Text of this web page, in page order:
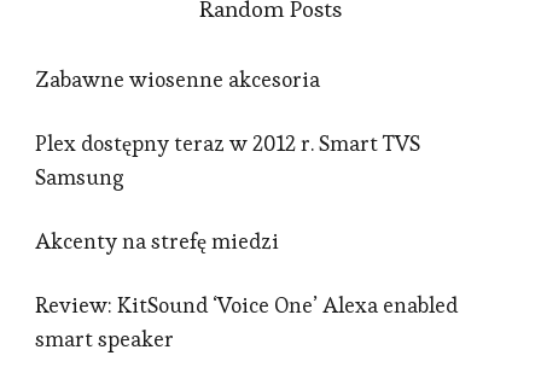
Random Posts
Zabawne wiosenne akcesoria
Plex dostępny teraz w 2012 r. Smart TVS
Samsung
Akcenty na strefę miedzi
Review: KitSound ‘Voice One’ Alexa enabled
smart speaker